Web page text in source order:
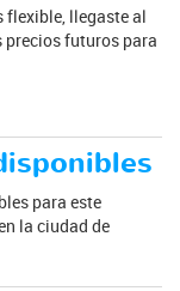
flexible, llegaste al
precios futuros para
para este
la ciudad de